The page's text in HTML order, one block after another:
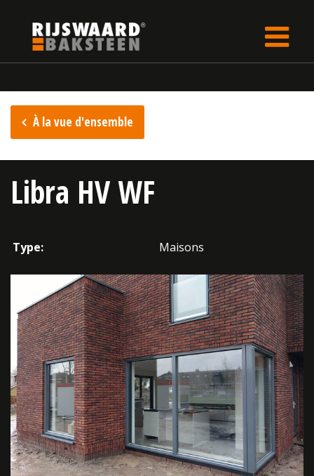
À la vue d'ensemble
Libra HV WF
Type: Maisons